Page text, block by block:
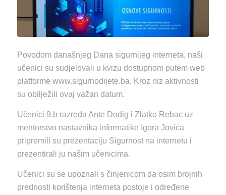
Povodom današnjeg Dana sigurnijeg interneta, naši
učenici su sudjelovali u kvizu dostupnom putem web
platforme www.sigurnodijete.ba. Kroz niz aktivnosti
su obilježili ovaj važan datum.
Učenici 9.b razreda Ante Dodig i Zlatko Rebac uz
mentorstvo nastavnika informatike Igora Jovića
pripremili su prezentaciju Sigurnost na internetu i
prezentirali ju našim učenicima.
Učenici su se upoznali s činjenicom da osim brojnih
prednosti korištenja interneta postoje i određene